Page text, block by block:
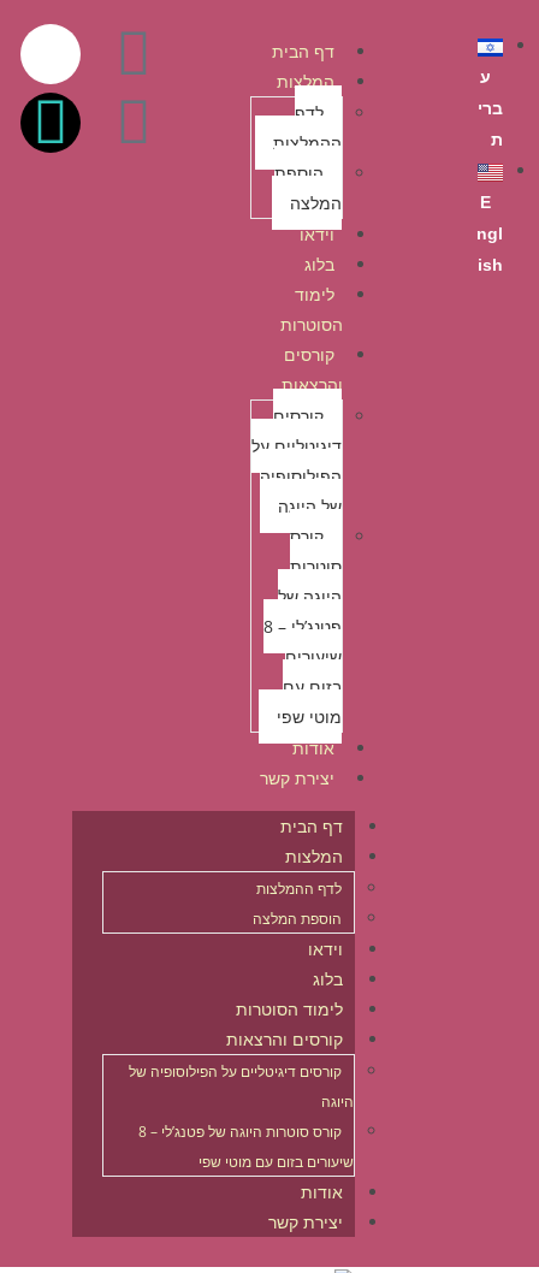
ע
ברי
ת
E
ngl
ish
דף הבית
המלצות
לדף
ההמלצות
הוספת
המלצה
וידאו
בלוג
לימוד
הסוטרות
קורסים
והרצאות
קורסים
דיגיטליים על
הפילוסופיה
של היוגה
קורס
סוטרות
היוגה של
פטנג’לי – 8
שיעורים
בזום עם
מוטי שפי
אודות
יצירת קשר
דף הבית
המלצות
לדף ההמלצות
הוספת המלצה
וידאו
בלוג
לימוד הסוטרות
קורסים והרצאות
קורסים דיגיטליים על הפילוסופיה של
היוגה
קורס סוטרות היוגה של פטנג’לי – 8
שיעורים בזום עם מוטי שפי
אודות
יצירת קשר